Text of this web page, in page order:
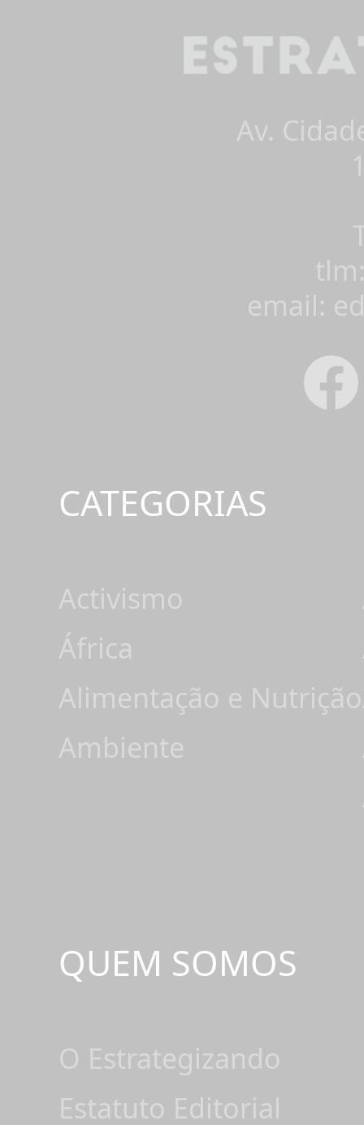
Av.
email:
CATEGORIAS
Activismo
África
Alimentação e Nutrição
Ambiente
QUEM SOMOS
O Estrategizando
Estatuto Editorial